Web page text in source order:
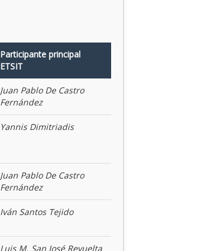
Participante principal
ETSIT
Juan Pablo De Castro
Fernández
Yannis Dimitriadis
Juan Pablo De Castro
Fernández
Iván Santos Tejido
Luis M. San José Revuelta